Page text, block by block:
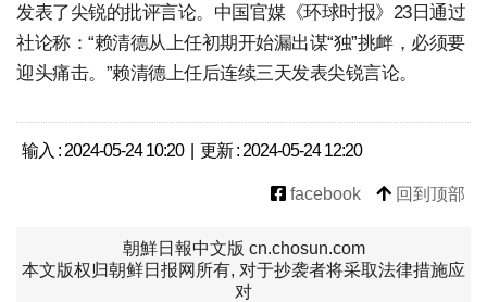
发表了尖锐的批评言论。中国官媒《环球时报》23日通过
社论称：“赖清德从上任初期开始漏出谋“独”挑衅，必须要
迎头痛击。”赖清德上任后连续三天发表尖锐言论。
输入 : 2024-05-24 10:20 | 更新 : 2024-05-24 12:20
facebook 回到顶部
朝鮮日報中文版 cn.chosun.com
本文版权归朝鲜日报网所有, 对于抄袭者将采取法律措施应
对